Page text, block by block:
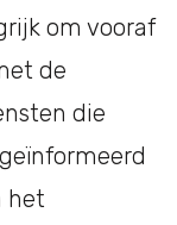
om vooraf
de
die
het